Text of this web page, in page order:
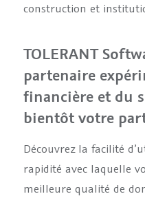
construction et
TOLERANT
partenaire
financière et du
bientôt votre
Découvrez la facilité
rapidité avec laquelle
meilleure qualité de